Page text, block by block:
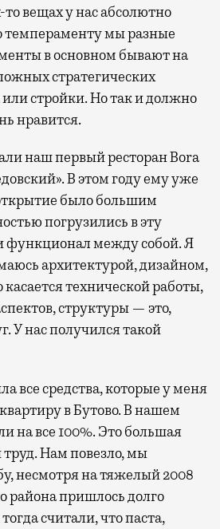
вещах у нас абсолютно
темпераменту мы разные
в основном бывают на
стратегических
стройки. Но так и должно
нравится.
наш первый ресторан Bora
В этом году ему уже
было большим
погрузились в эту
функционал между собой. Я
архитектурой, дизайном,
технической работы,
структуры — это,
У нас получился такой
все средства, которые у меня
в Бутово. В нашем
на все 100%. Это большая
Нам повезло, мы
несмотря на тяжелый 2008
района пришлось долго
считали, что паста,